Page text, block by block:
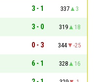
3 - 1 337
3
3 - 0 319
18
0 - 3 344
-25
6 - 1 328
16